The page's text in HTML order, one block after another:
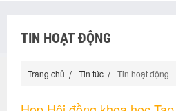
TIN HOẠT ĐỘNG
Trang chủ Tin tức Tin hoạt động